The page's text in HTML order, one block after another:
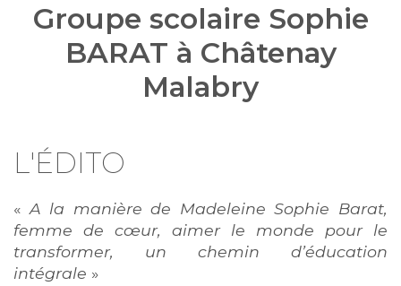
Groupe scolaire Sophie
BARAT à Châtenay
Malabry
L'ÉDITO
« A la manière de Madeleine Sophie Barat,
femme de cœur, aimer le monde pour le
transformer, un chemin d’éducation
intégrale »